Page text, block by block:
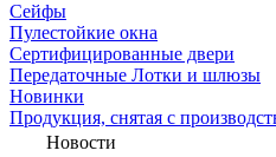
Сейфы
Пулестойкие окна
Сертифицированные двери
Передаточные Лотки и шлюзы
Новинки
Продукция, снятая с
Новости